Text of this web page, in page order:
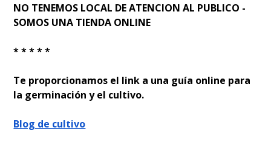
NO TENEMOS LOCAL DE ATENCION AL PUBLICO -
SOMOS UNA TIENDA ONLINE
* * * * *
Te proporcionamos el link a una guía online para
la germinación y el cultivo.
Blog de cultivo